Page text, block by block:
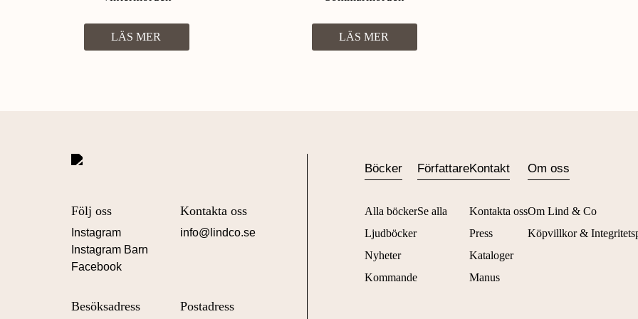
LÄS MER LÄS MER
Kontakta oss
info@lindco.se
Postadress
Följ oss
Instagram
Instagram Barn
Facebook
Besöksadress
Böcker
Alla böcker
Ljudböcker
Nyheter
Kommande
Författare
Se alla
Kontakt
Kontakta oss
Press
Kataloger
Manus
Om oss
Om Lind & Co
Köpvillkor &